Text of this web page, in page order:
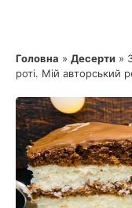
Головна » Десерти »
роті. Мій авторський